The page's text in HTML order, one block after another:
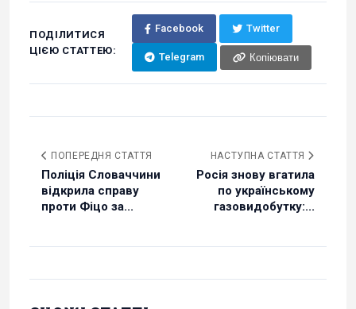
ПОДІЛИТИСЯ
ЦІЄЮ СТАТТЕЮ:
Facebook Twitter
Telegram Копіювати
ПОПЕРЕДНЯ СТАТТЯ
Поліція Словаччини
відкрила справу
проти Фіцо за...
НАСТУПНА СТАТТЯ
Росія знову вгатила
по українському
газовидобутку:...